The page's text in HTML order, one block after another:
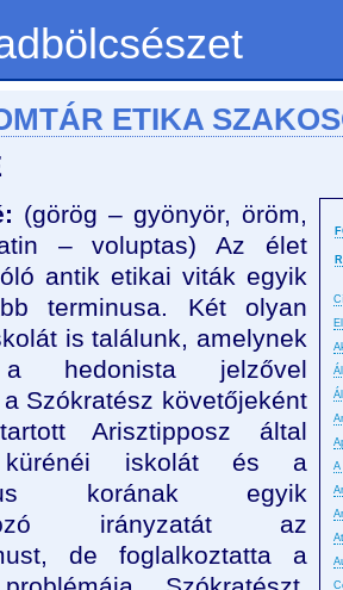
ETIKA
A
(görög – gyönyör, öröm,
– voluptas) Az élet
antik etikai viták egyik
terminusa. Két olyan
is találunk, amelynek
hedonista jelzővel
Szókratész követőjeként
Arisztipposz által
kürénéi iskolát és a
korának egyik
irányzatát az
de foglalkoztatta a